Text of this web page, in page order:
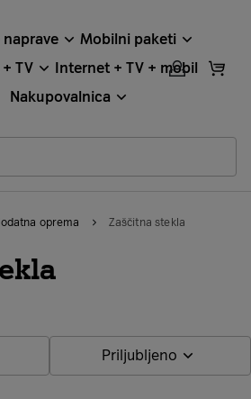
Mobilni paketi
TV
Internet + TV + mobil
Nakupovalnica
oprema Zaščitna stekla
Priljubljeno